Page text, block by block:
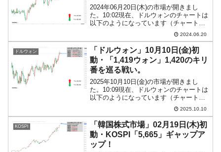
2024年06月20日(木)の市場が開きまし
た。10:02現在、ドルウォンのチャートは
以下のようになっています（チャートは
『Investing.com』より引用）。じわじわ
とウォン安方向に進み、本日は1,380を超
えての攻防となっています。...
2024.06.20
ドルウォン
「ドルウォン」10月10日(金)初
動・「1,419ウォン」1,420のキリ
番を巡る戦い。
2025年10月10日(金)の市場が開きまし
た。10:09現在、ドルウォンのチャートは
以下のようになっています（チャートは
『Investing.com』より引用）。陰線が伸
びましています。現在のところ「1ドル＝
1,419ウォン」近辺の攻防で...
2025.10.10
KOSPI
「韓国株式市場」02月19日(木)初
動・KOSPI「5,665」ギャップア
ップ！